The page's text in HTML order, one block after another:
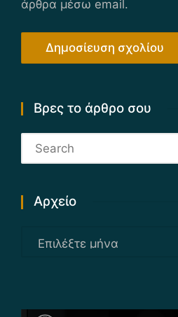
άρθρα μέσω email.
Βρες το άρθρο σου
Αρχείο
Αρχείο